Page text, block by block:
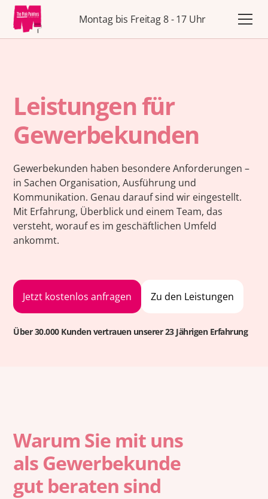
Montag bis Freitag 8 - 17 Uhr
Leistungen für
Gewerbekunden
Gewerbekunden haben besondere Anforderungen –
in Sachen Organisation, Ausführung und
Kommunikation. Genau darauf sind wir eingestellt.
Mit Erfahrung, Überblick und einem Team, das
versteht, worauf es im geschäftlichen Umfeld
ankommt.
Jetzt kostenlos anfragen Zu den Leistungen
Über 30.000 Kunden vertrauen unserer 23 Jährigen Erfahrung
Warum Sie mit uns
als Gewerbekunde
gut beraten sind